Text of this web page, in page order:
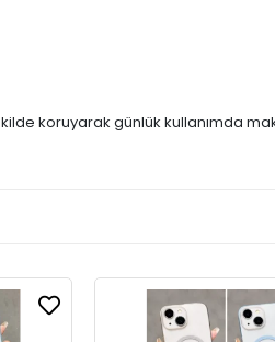
koruyarak günlük kullanımda